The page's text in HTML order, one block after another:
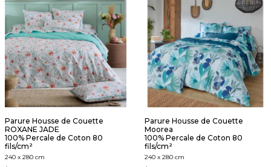
Parure Housse de Couette
ROXANE JADE
100% Percale de Coton 80
fils/cm²
240 x 280 cm
Parure Housse de Couette
Moorea
100% Percale de Coton 80
fils/cm²
240 x 280 cm